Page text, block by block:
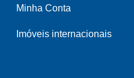
Minha Conta
Imóveis internacionais